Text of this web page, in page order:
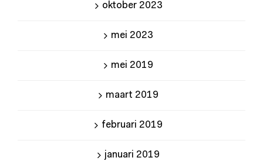
oktober 2023
mei 2023
mei 2019
maart 2019
februari 2019
januari 2019